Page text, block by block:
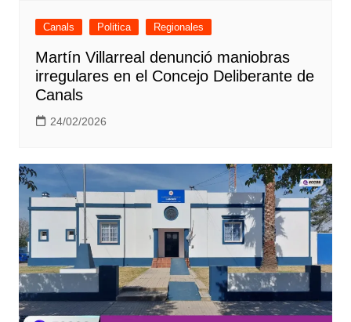
Canals Politica Regionales
Martín Villarreal denunció maniobras
irregulares en el Concejo Deliberante de
Canals
24/02/2026